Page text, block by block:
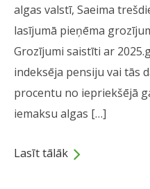
algas valstī, Saeima
lasījumā pieņēma
Grozījumi saistīti ar
indeksēja pensiju vai tās
procentu no iepriekšējā
iemaksu algas […]
Lasīt tālāk